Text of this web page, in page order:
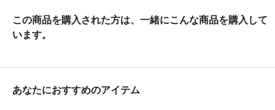
この商品を購入された方は、一緒にこんな商品を購入して
います。
あなたにおすすめのアイテム